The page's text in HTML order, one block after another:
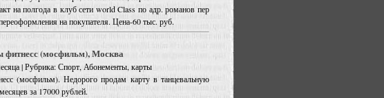
на полгода в клуб сети world Class по адр. романов пер
на покупателя. Цена-60 тыс. руб.
фитнесс (мосфильм), Москва
| Рубрика: Спорт, Абонементы, карты
(мосфильм). Недорого продам карту в танцевальную
за 17000 рублей.